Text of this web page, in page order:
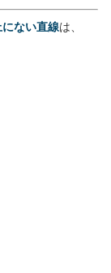
ない直線は、